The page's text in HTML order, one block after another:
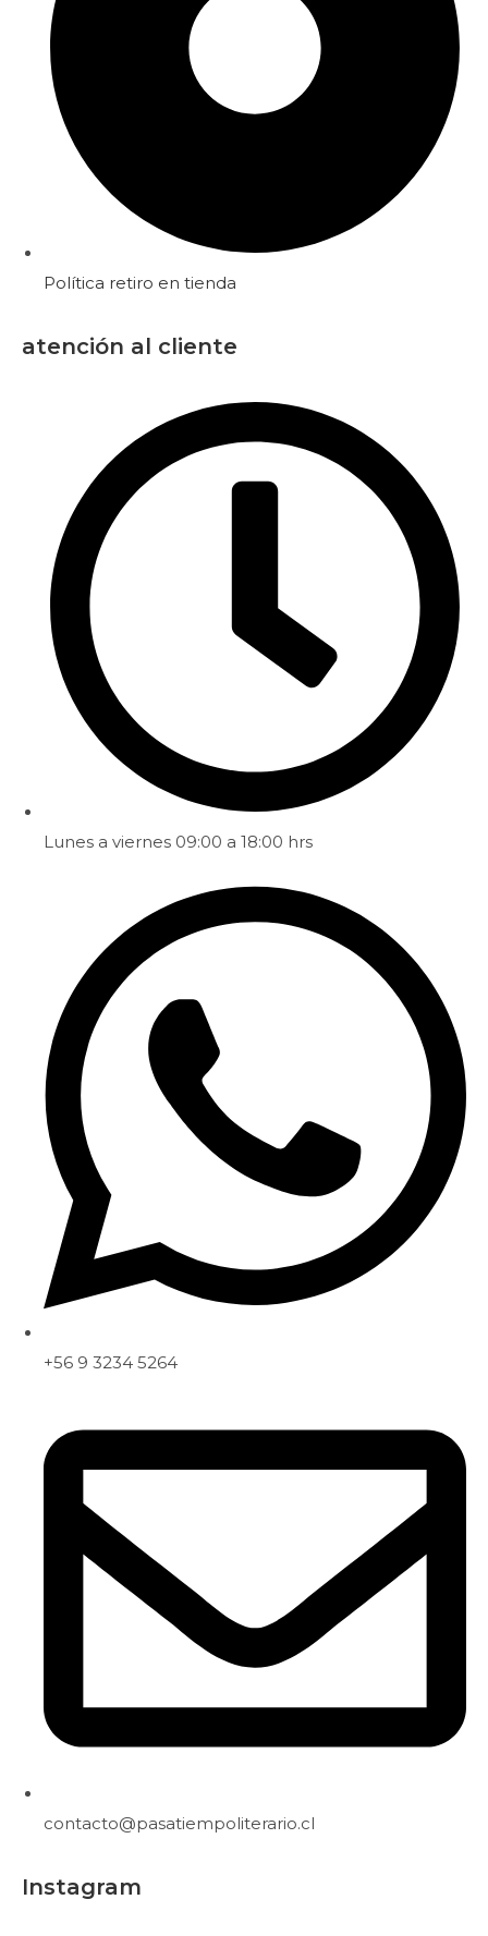
Política retiro en tienda
atención al cliente
Lunes a viernes 09:00 a 18:00 hrs
+56 9 3234 5264
contacto@pasatiempoliterario.cl
Instagram